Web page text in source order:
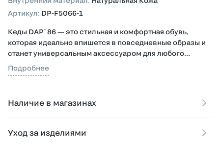
Артикул: DP-F5066-1
Кеды DAP`86 — это стильная и комфортная обувь,
которая идеально впишется в повседневные образы и
станет универсальным аксессуаром для любого
сезона.
амортизацией, что обеспечивает комфорт при долгих
прогулках.
Подробнее
Наличие в магазинах
Уход за изделиями